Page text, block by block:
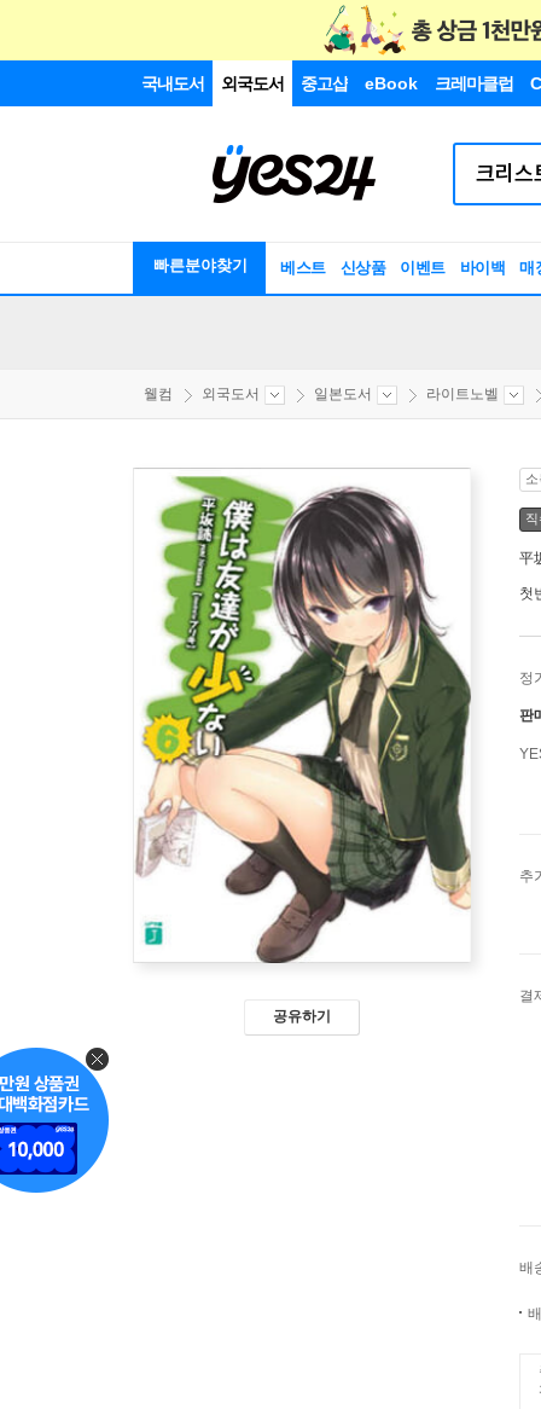
국내도서 외국도서 중고샵 eBook 크레마클럽
빠른분야찾기 베스트 신상품 이벤트 바이백 매
웰컴 외국도서 일본도서 라이트노벨
공유하기
平
첫
정
판
추
결
배